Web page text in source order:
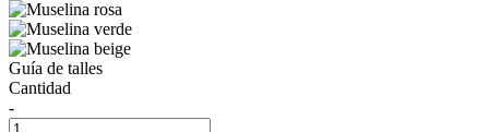
Guía de talles
Cantidad
-